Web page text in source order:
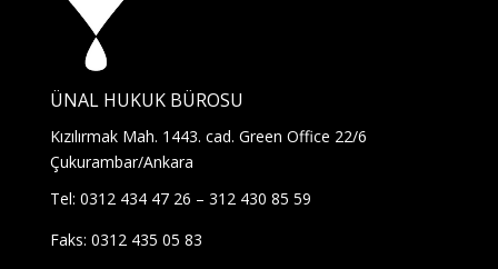
ÜNAL HUKUK BÜROSU
Kızılırmak Mah. 1443. cad. Green Office 22/6
Çukurambar/Ankara
Tel: 0312 434 47 26 – 312 430 85 59
Faks: 0312 435 05 83